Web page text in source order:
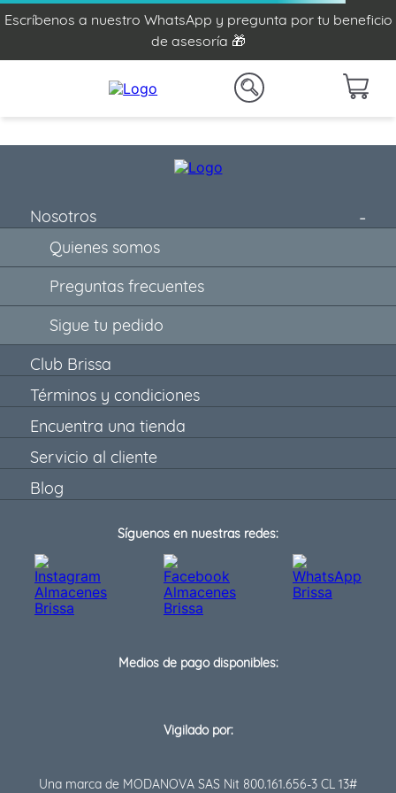
Escríbenos a nuestro WhatsApp y pregunta por tu beneficio
de asesoría 🎁
Nosotros
Quienes somos
Preguntas frecuentes
Sigue tu pedido
Club Brissa
Términos y condiciones
Encuentra una tienda
Servicio al cliente
Blog
Síguenos en nuestras redes:
Medios de pago disponibles:
Vigilado por:
Una marca de MODANOVA SAS Nit 800.161.656-3 CL 13#